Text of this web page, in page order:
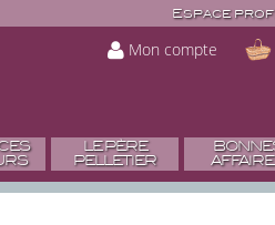
Espace
Mon compte
LE PÈRE
PELLETIER